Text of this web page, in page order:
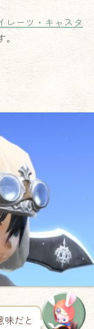
レーツ・キャスタ
味だと